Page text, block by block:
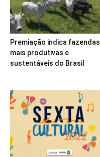
Premiação indica fazendas
mais produtivas e
sustentáveis do Brasil